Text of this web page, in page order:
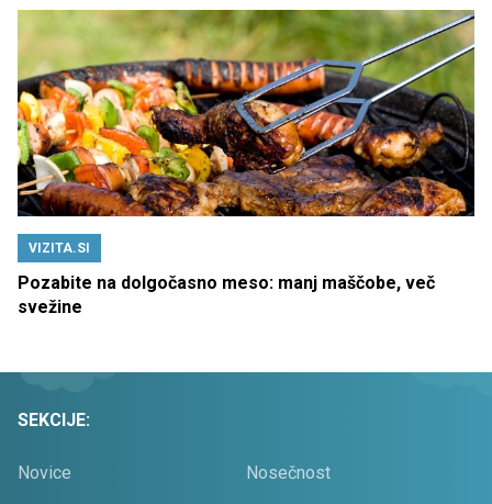
VIZITA.SI
Pozabite na dolgočasno meso: manj maščobe, več
svežine
SEKCIJE:
Novice Nosečnost